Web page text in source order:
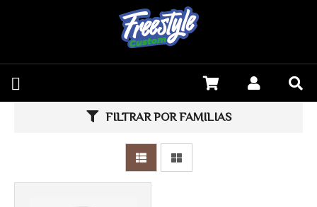
FILTRAR POR FAMILIAS
Más info